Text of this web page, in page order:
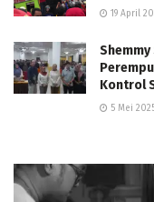
19 April
Kontrol
5 Mei